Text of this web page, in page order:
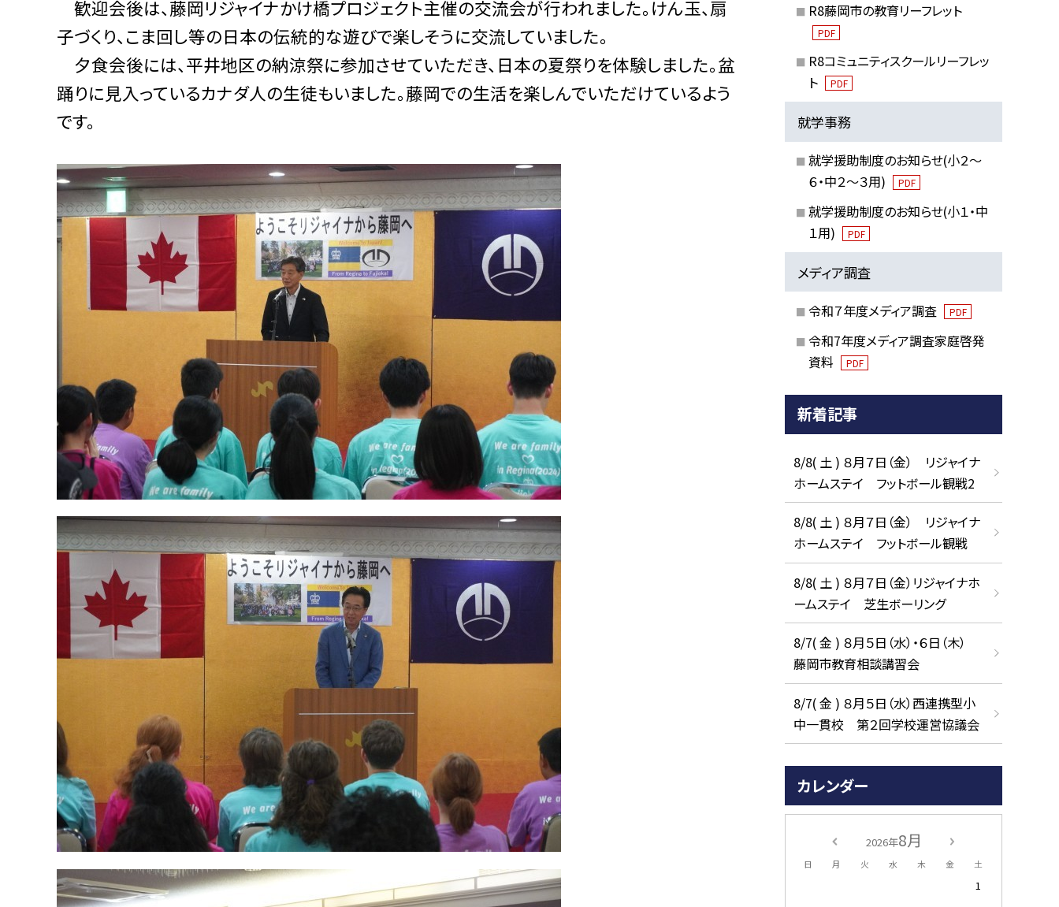
歓迎会後は、藤岡リジャイナかけ橋プロジェクト主催の交流会が行われました。けん玉、扇
子づくり、こま回し等の日本の伝統的な遊びで楽しそうに交流していました。
夕食会後には、平井地区の納涼祭に参加させていただき、日本の夏祭りを体験しました。盆
踊りに見入っているカナダ人の生徒もいました。藤岡での生活を楽しんでいただけているよう
です。
R8藤岡市の教育リーフレット
PDF
R8コミュニティスクールリーフレッ
ト
PDF
就学事務
就学援助制度のお知らせ(小２～
６・中２～３用)
PDF
就学援助制度のお知らせ(小１・中
１用)
PDF
メディア調査
令和７年度メディア調査 PDF
令和7年度メディア調査家庭啓発
資料
PDF
新着記事
8/8( 土 ) ８月７日（金） リジャイナ
ホームステイ フットボール観戦2
8/8( 土 ) ８月７日（金） リジャイナ
ホームステイ フットボール観戦
8/8( 土 ) ８月７日（金）リジャイナホ
ームステイ 芝生ボーリング
8/7( 金 ) ８月５日（水）・６日（木）
藤岡市教育相談講習会
8/7( 金 ) ８月５日（水）西連携型小
中一貫校 第２回学校運営協議会
カレンダー
2026年8月
日 月 火 水 木 金 土
1